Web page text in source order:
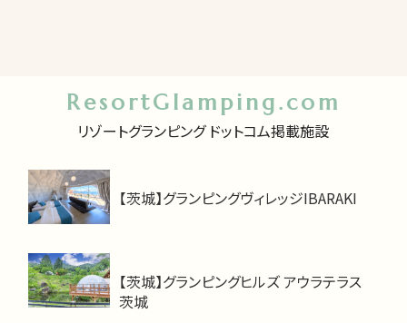
ResortGlamping.com
リゾートグランピング ドットコム掲載施設
【茨城】グランピングヴィレッジIBARAKI
【茨城】グランピングヒルズ アウラテラス
茨城